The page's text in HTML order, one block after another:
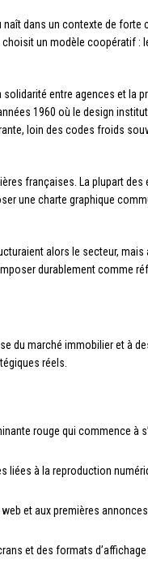
naît dans un contexte de forte
un modèle coopératif :
entre agences et la
1960 où le design
loin des codes froids
françaises. La plupart des
une charte graphique
alors le secteur, mais
durablement comme
du marché immobilier et à
réels.
rouge qui commence à
à la reproduction
et aux premières
et des formats d’affichage